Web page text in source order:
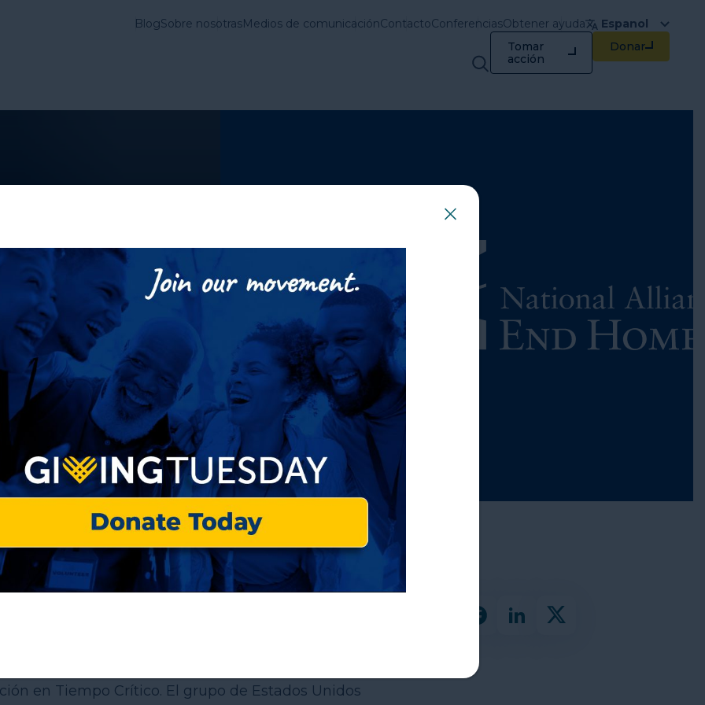
BlogSobre nosotrasMedios de comunicaciónContactoConferenciasObtener ayuda
Espanol
Tomar
acción
Donar
de Prácticas 2017 reúnen el aprendizaje y las
personas sin hogar en Estados Unidos y Reino
alojados por proveedores en los países del otro.
Vivienda Primero para Mujeres, Empleo,
en Tiempo Crítico. El grupo de Estados Unidos